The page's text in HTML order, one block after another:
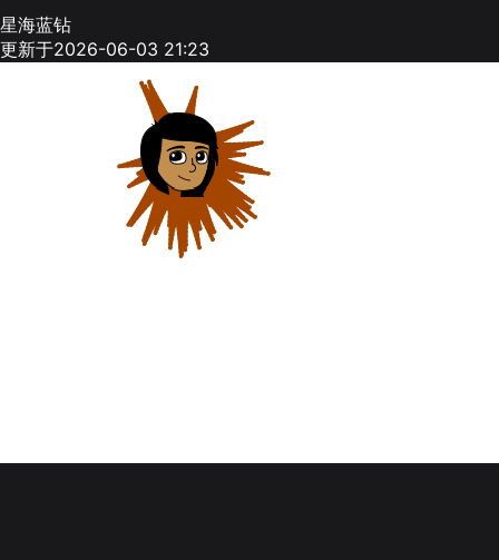
星海蓝钻
更新于2026-06-03 21:23